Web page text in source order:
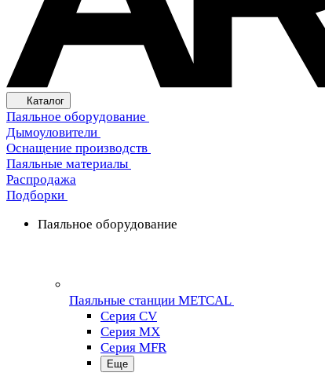
Каталог
Паяльное оборудование
Дымоуловители
Оснащение производств
Паяльные материалы
Распродажа
Подборки
Паяльное оборудование
Паяльные станции METCAL
Серия CV
Серия MX
Серия MFR
Еще